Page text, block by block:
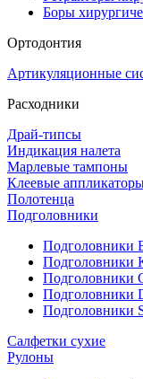
Боры
Ортодонтия
Артикуляционные
Расходники
Драй-типсы
Индикация налета
Марлевые тампоны
Клеевые
Полотенца
Подголовники
Подголовники
Подголовники
Подголовники
Подголовники
Подголовники
Салфетки сухие
Рулоны